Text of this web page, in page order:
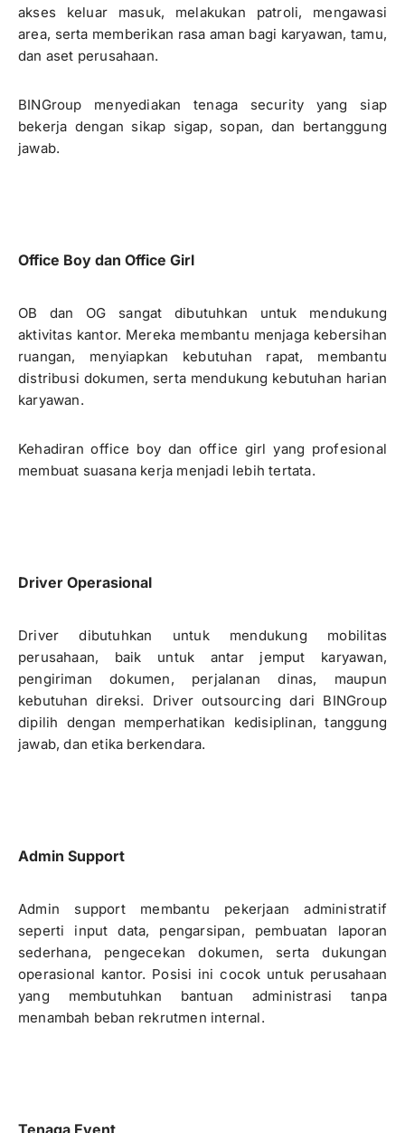
akses keluar masuk, melakukan patroli, mengawasi
area, serta memberikan rasa aman bagi karyawan, tamu,
dan aset perusahaan.
BINGroup menyediakan tenaga security yang siap
bekerja dengan sikap sigap, sopan, dan bertanggung
jawab.
Office Boy dan Office Girl
OB dan OG sangat dibutuhkan untuk mendukung
aktivitas kantor. Mereka membantu menjaga kebersihan
ruangan, menyiapkan kebutuhan rapat, membantu
distribusi dokumen, serta mendukung kebutuhan harian
karyawan.
Kehadiran office boy dan office girl yang profesional
membuat suasana kerja menjadi lebih tertata.
Driver Operasional
Driver dibutuhkan untuk mendukung mobilitas
perusahaan, baik untuk antar jemput karyawan,
pengiriman dokumen, perjalanan dinas, maupun
kebutuhan direksi. Driver outsourcing dari BINGroup
dipilih dengan memperhatikan kedisiplinan, tanggung
jawab, dan etika berkendara.
Admin Support
Admin support membantu pekerjaan administratif
seperti input data, pengarsipan, pembuatan laporan
sederhana, pengecekan dokumen, serta dukungan
operasional kantor. Posisi ini cocok untuk perusahaan
yang membutuhkan bantuan administrasi tanpa
menambah beban rekrutmen internal.
Tenaga Event